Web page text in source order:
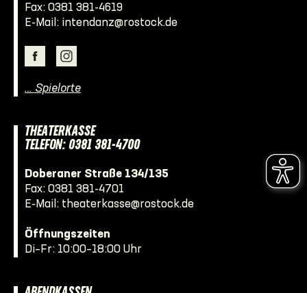
Fax: 0381 381-4619
E-Mail: intendanz@rostock.de
… Spielorte
THEATERKASSE
TELEFON: 0381 381-4700
Doberaner Straße 134/135
Fax: 0381 381-4701
E-Mail: theaterkasse@rostock.de
Öffnungszeiten
Di–Fr: 10:00–18:00 Uhr